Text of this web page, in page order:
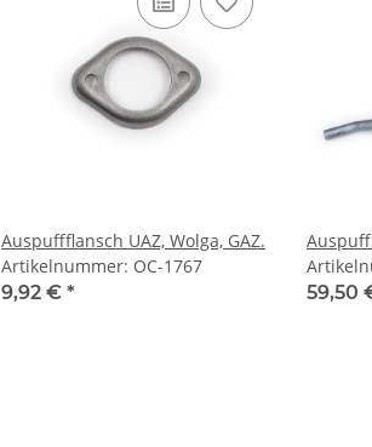
Auspuffflansch UAZ, Wolga, GAZ.
Artikelnummer: OC-1767
9,92 € *
59,50